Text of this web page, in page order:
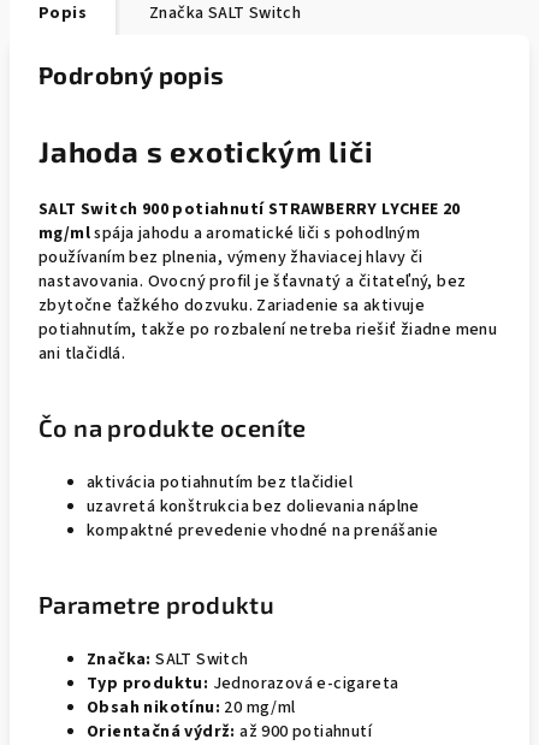
Popis Značka SALT Switch
Podrobný popis
Jahoda s exotickým liči
SALT Switch 900 potiahnutí STRAWBERRY LYCHEE 20
mg/mlspája jahodu a aromatické liči s pohodlným
používaním bez plnenia, výmeny žhaviacej hlavy či
nastavovania. Ovocný profil je šťavnatý a čitateľný, bez
zbytočne ťažkého dozvuku. Zariadenie sa aktivuje
potiahnutím, takže po rozbalení netreba riešiť žiadne menu
ani tlačidlá.
Čo na produkte oceníte
aktivácia potiahnutím bez tlačidiel
uzavretá konštrukcia bez dolievania náplne
kompaktné prevedenie vhodné na prenášanie
Parametre produktu
Značka: SALT Switch
Typ produktu: Jednorazová e-cigareta
Obsah nikotínu: 20 mg/ml
Orientačná výdrž: až 900 potiahnutí